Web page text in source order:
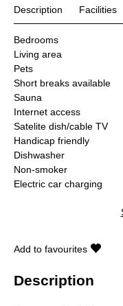
Description Facilities
Bedrooms
Living area
Pets
Short breaks available
Sauna
Internet access
Satelite dish/cable TV
Handicap friendly
Dishwasher
Non-smoker
Electric car charging
Add to favourites
Description